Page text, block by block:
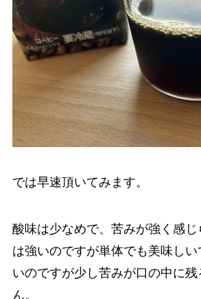
では早速頂いてみます。
酸味は少なめで、苦みが強く感
は強いのですが単体でも美味しい
いのですが少し苦みが口の中に
ん。